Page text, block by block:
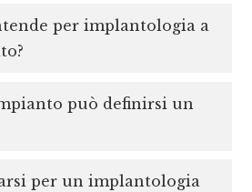
per implantologia a
può definirsi un
per un implantologia